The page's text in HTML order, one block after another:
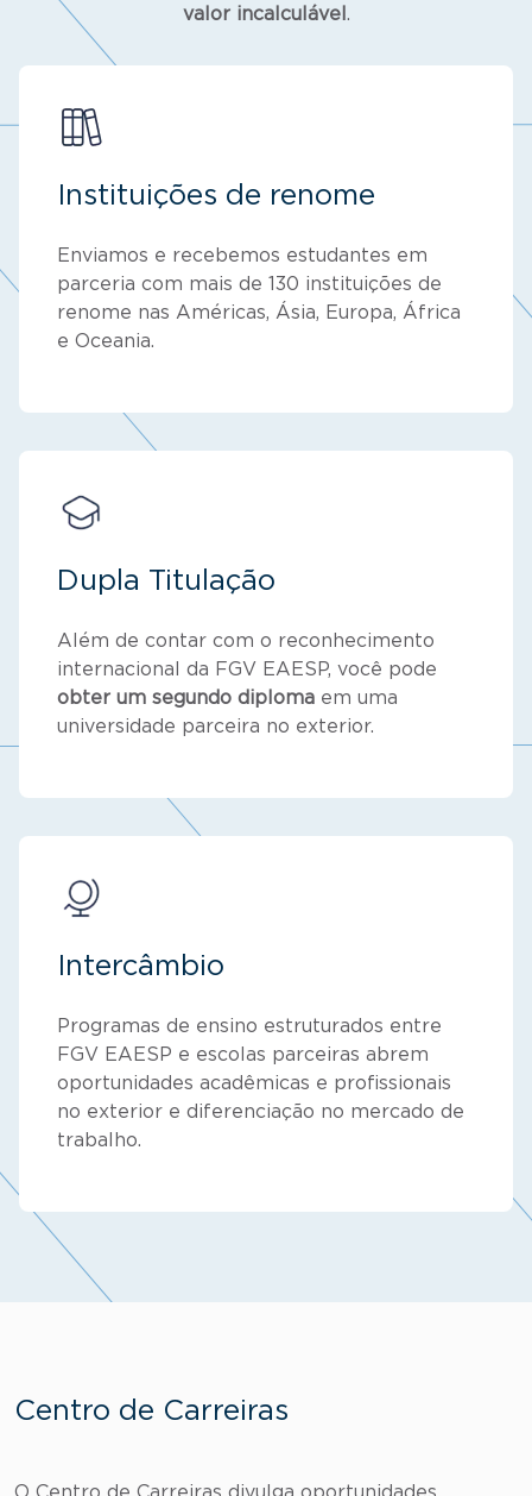
valor incalculável .
Instituições de renome
Enviamos e recebemos estudantes em
parceria com mais de 130 instituições de
renome nas Américas, Ásia, Europa, África
e Oceania.
Dupla Titulação
Além de contar com o reconhecimento
internacional da FGV EAESP, você pode
obter um segundo diploma em uma
universidade parceira no exterior.
Intercâmbio
Programas de ensino estruturados entre
FGV EAESP e escolas parceiras abrem
oportunidades acadêmicas e profissionais
no exterior e diferenciação no mercado de
trabalho.
Centro de Carreiras